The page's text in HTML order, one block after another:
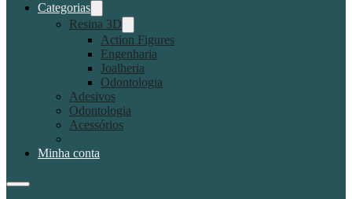
Categorias
Resina 3D
Action Figures
Engenharia
Joalheria
Odontologia
Adesivos
Odontologia
Acessórios
Minha conta